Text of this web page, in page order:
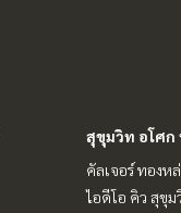
สุขุมวิท อโศก
คัลเจอร์ ทองห
ไอดีโอ คิว สุขุม